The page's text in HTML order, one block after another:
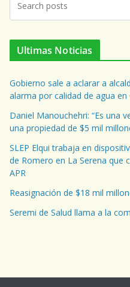
Ultimas Noticias
Gobierno sale a aclarar a
alarma por calidad de agua en
Daniel Manouchehri: “Es una
una propiedad de $5 mil
SLEP Elqui trabaja en
de Romero en La Serena que
APR
Reasignación de $18 mil
Seremi de Salud llama a la